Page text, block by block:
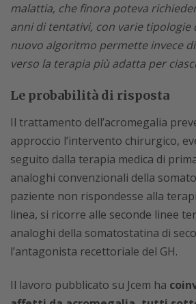
malattia, che finora poteva
anni di tentativi, con varie
nuovo algoritmo permette invece
verso la terapia più adatta per
Le probabilità di risposta
Il trattamento dell’acromegalia
approccio l’intervento chirurgico,
seguito dalla terapia medica di
analoghi convenzionali della
paziente non rispondesse alla
linea, si ricorre alle seconde linee
analoghi della somatostatina di
l’antagonista recettoriale del GH.
Il lavoro pubblicato su Jcem ha